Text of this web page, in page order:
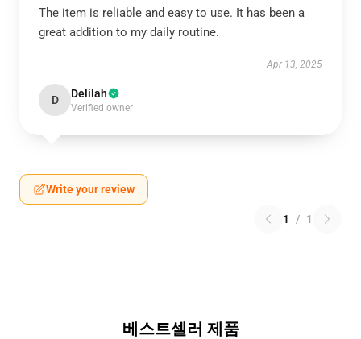
The item is reliable and easy to use. It has been a
great addition to my daily routine.
Apr 13, 2025
D Delilah
Verified owner
Write your review
1 / 1
베스트셀러 제품